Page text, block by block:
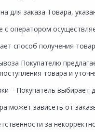
для заказа Товара,
с оператором
способ получения
Покупателю
товара и
– Покупатель выбирает
может зависеть от
за